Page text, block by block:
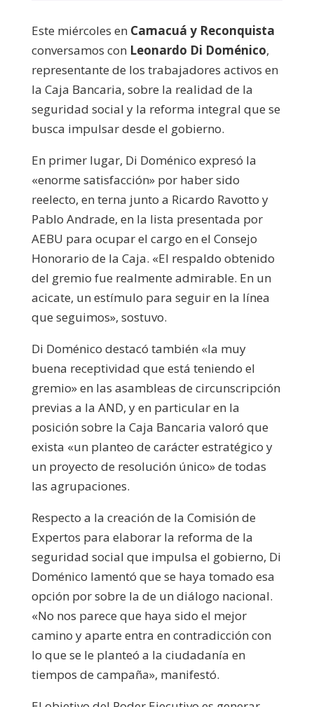
Este miércoles en Camacuá y Reconquista
conversamos con Leonardo Di Doménico,
representante de los trabajadores activos en
la Caja Bancaria, sobre la realidad de la
seguridad social y la reforma integral que se
busca impulsar desde el gobierno.
En primer lugar, Di Doménico expresó la
«enorme satisfacción» por haber sido
reelecto, en terna junto a Ricardo Ravotto y
Pablo Andrade, en la lista presentada por
AEBU para ocupar el cargo en el Consejo
Honorario de la Caja. «El respaldo obtenido
del gremio fue realmente admirable. En un
acicate, un estímulo para seguir en la línea
que seguimos», sostuvo.
Di Doménico destacó también «la muy
buena receptividad que está teniendo el
gremio» en las asambleas de circunscripción
previas a la AND, y en particular en la
posición sobre la Caja Bancaria valoró que
exista «un planteo de carácter estratégico y
un proyecto de resolución único» de todas
las agrupaciones.
Respecto a la creación de la Comisión de
Expertos para elaborar la reforma de la
seguridad social que impulsa el gobierno, Di
Doménico lamentó que se haya tomado esa
opción por sobre la de un diálogo nacional.
«No nos parece que haya sido el mejor
camino y aparte entra en contradicción con
lo que se le planteó a la ciudadanía en
tiempos de campaña», manifestó.